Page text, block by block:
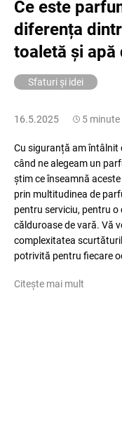
Ce este
diferența
toaletă și apă
Sfaturi și idei
16.5.2025 5 minute
Cu siguranță am întâlnit
când ne alegeam un
știm ce înseamnă
prin multitudinea de
pentru serviciu, pentru o
călduroase de vară. Vă
complexitatea
potrivită pentru fiecare
Citește mai mult